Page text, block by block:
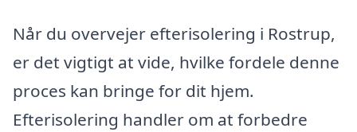
Når du overvejer efterisolering i Rostrup,
er det vigtigt at vide, hvilke fordele denne
proces kan bringe for dit hjem.
Efterisolering handler om at forbedre